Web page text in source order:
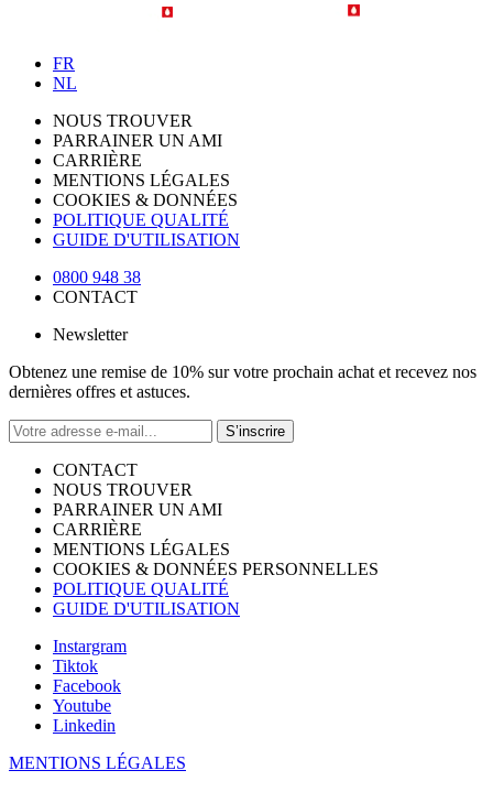
FR
NL
NOUS TROUVER
PARRAINER UN AMI
CARRIÈRE
MENTIONS LÉGALES
COOKIES & DONNÉES
POLITIQUE QUALITÉ
GUIDE D'UTILISATION
0800 948 38
CONTACT
Newsletter
Obtenez une remise de 10% sur votre prochain achat et recevez nos
dernières offres et astuces.
S’inscrire
CONTACT
NOUS TROUVER
PARRAINER UN AMI
CARRIÈRE
MENTIONS LÉGALES
COOKIES & DONNÉES PERSONNELLES
POLITIQUE QUALITÉ
GUIDE D'UTILISATION
Instargram
Tiktok
Facebook
Youtube
Linkedin
MENTIONS LÉGALES